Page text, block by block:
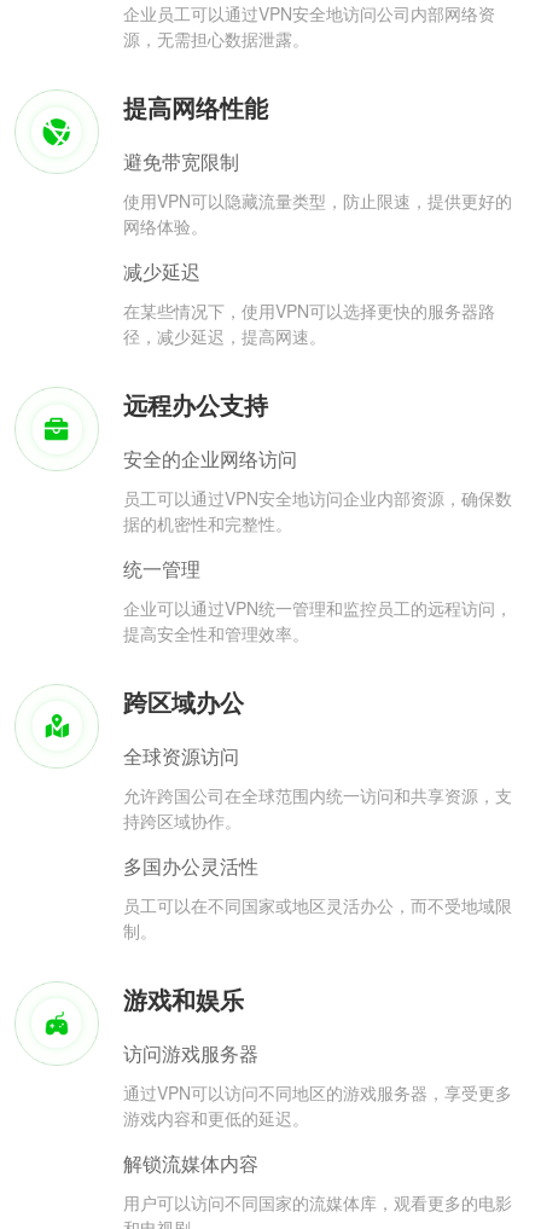
企业员工可以通过VPN安全地访问公司内部网络资
源，无需担心数据泄露。
提高网络性能
避免带宽限制
使用VPN可以隐藏流量类型，防止限速，提供更好的
网络体验。
减少延迟
在某些情况下，使用VPN可以选择更快的服务器路
径，减少延迟，提高网速。
远程办公支持
安全的企业网络访问
员工可以通过VPN安全地访问企业内部资源，确保数
据的机密性和完整性。
统一管理
企业可以通过VPN统一管理和监控员工的远程访问，
提高安全性和管理效率。
跨区域办公
全球资源访问
允许跨国公司在全球范围内统一访问和共享资源，支
持跨区域协作。
多国办公灵活性
员工可以在不同国家或地区灵活办公，而不受地域限
制。
游戏和娱乐
访问游戏服务器
通过VPN可以访问不同地区的游戏服务器，享受更多
游戏内容和更低的延迟。
解锁流媒体内容
用户可以访问不同国家的流媒体库，观看更多的电影